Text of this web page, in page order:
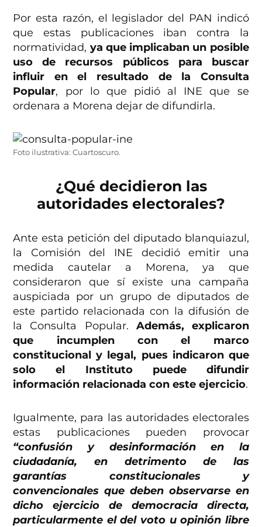
Por esta razón, el legislador del PAN indicó
que estas publicaciones iban contra la
normatividad, ya que implicaban un posible
uso de recursos públicos para buscar
influir en el resultado de la Consulta
Popular, por lo que pidió al INE que se
ordenara a Morena dejar de difundirla.
Foto ilustrativa: Cuartoscuro.
¿Qué decidieron las
autoridades electorales?
Ante esta petición del diputado blanquiazul,
la Comisión del INE decidió emitir una
medida cautelar a Morena, ya que
consideraron que sí existe una campaña
auspiciada por un grupo de diputados de
este partido relacionada con la difusión de
la Consulta Popular. Además, explicaron
que incumplen con el marco
constitucional y legal, pues indicaron que
solo el Instituto puede difundir
información relacionada con este ejercicio.
Igualmente, para las autoridades electorales
estas publicaciones pueden provocar
“confusión y desinformación en la
ciudadanía, en detrimento de las
garantías constitucionales y
convencionales que deben observarse en
dicho ejercicio de democracia directa,
particularmente el del voto u opinión libre